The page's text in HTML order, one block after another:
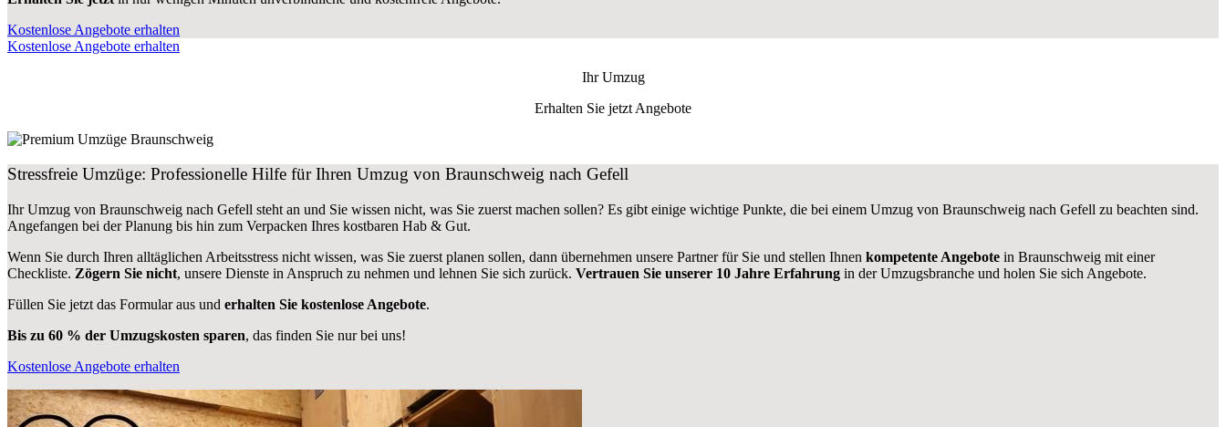
Kostenlose Angebote erhalten
Kostenlose Angebote erhalten
Ihr Umzug
Erhalten Sie jetzt Angebote
Stressfreie Umzüge: Professionelle Hilfe für Ihren Umzug von Braunschweig nach Gefell
Ihr Umzug von Braunschweig nach Gefell steht an und Sie wissen nicht, was Sie zuerst machen sollen? Es gibt einige wichtige Punkte, die bei einem Umzug von Braunschweig nach Gefell zu beachten sind.
Angefangen bei der Planung bis hin zum Verpacken Ihres kostbaren Hab & Gut.
Wenn Sie durch Ihren alltäglichen Arbeitsstress nicht wissen, was Sie zuerst planen sollen, dann übernehmen unsere Partner für Sie und stellen Ihnen kompetente Angebote in Braunschweig mit einer
Checkliste. Zögern Sie nicht, unsere Dienste in Anspruch zu nehmen und lehnen Sie sich zurück. Vertrauen Sie unserer 10 Jahre Erfahrung in der Umzugsbranche und holen Sie sich Angebote.
Füllen Sie jetzt das Formular aus und erhalten Sie kostenlose Angebote.
Bis zu 60 % der Umzugskosten sparen, das finden Sie nur bei uns!
Kostenlose Angebote erhalten